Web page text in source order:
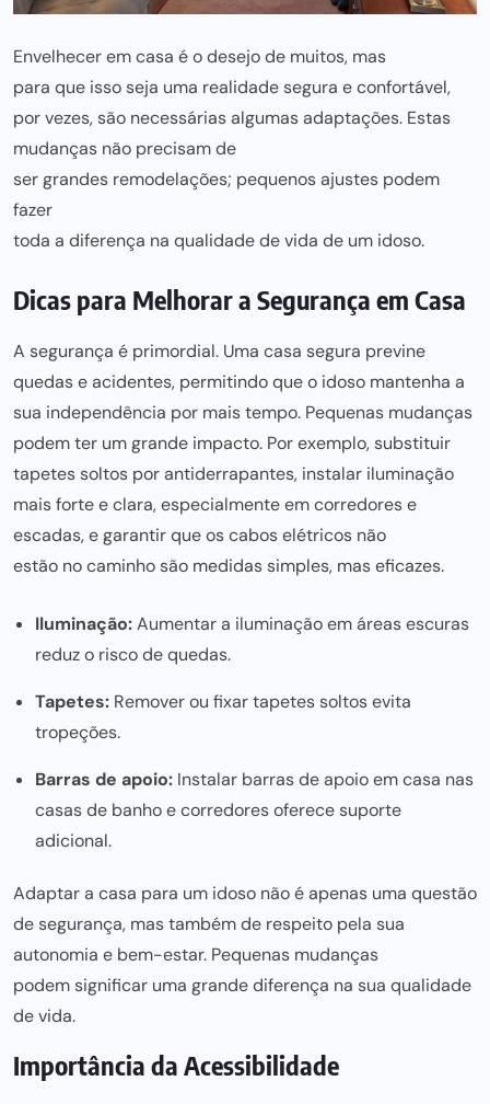
Envelhecer em casa é o desejo de muitos, mas
para que isso seja uma realidade segura e confortável,
por vezes, são necessárias algumas adaptações. Estas
mudanças não precisam de
ser grandes remodelações; pequenos ajustes podem
fazer
toda a diferença na qualidade de vida de um idoso.
Dicas para Melhorar a Segurança em Casa
A segurança é primordial. Uma casa segura previne
quedas e acidentes, permitindo que o idoso mantenha a
sua independência por mais tempo. Pequenas mudanças
podem ter um grande impacto. Por exemplo, substituir
tapetes soltos por antiderrapantes, instalar iluminação
mais forte e clara, especialmente em corredores e
escadas, e garantir que os cabos elétricos não
estão no caminho são medidas simples, mas eficazes.
Iluminação:Aumentar a iluminação em áreas escuras
reduz o risco de quedas.
Tapetes: Remover ou fixar tapetes soltos evita
tropeções.
Barras de apoio: Instalar barras de apoioem casa nas
casas de banho e corredores oferece suporte
adicional.
Adaptar a casa para um idoso não é apenas uma questão
de segurança, mas também de respeito pela sua
autonomia e bem-estar. Pequenas mudanças
podem significar uma grande diferença na sua qualidade
de vida.
Importância da Acessibilidade